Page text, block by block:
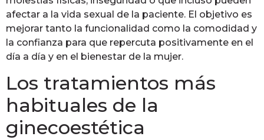
afectar a la vida sexual de la paciente. El objetivo es
mejorar tanto la funcionalidad como la comodidad y
la confianza para que repercuta positivamente en el
día a día y en el bienestar de la mujer.
Los tratamientos más
habituales de la
ginecoestética